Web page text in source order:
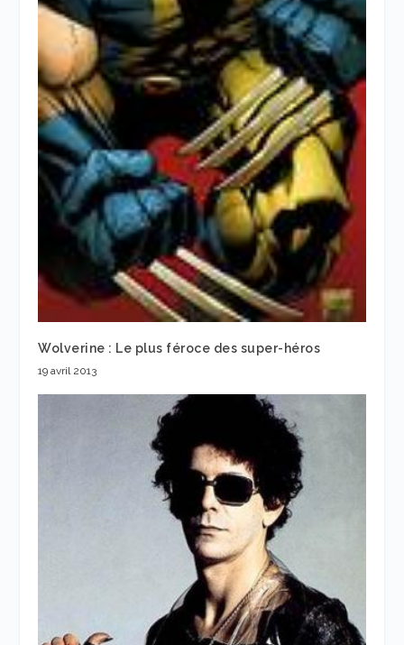
Wolverine : Le plus féroce des super-héros
19 avril 2013